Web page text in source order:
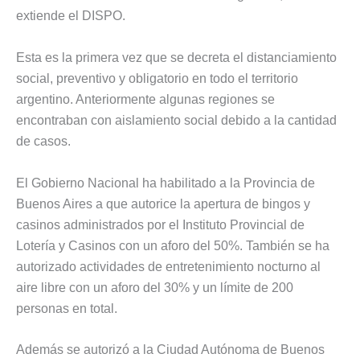
extiende el DISPO.
Esta es la primera vez que se decreta el distanciamiento
social, preventivo y obligatorio en todo el territorio
argentino. Anteriormente algunas regiones se
encontraban con aislamiento social debido a la cantidad
de casos.
El Gobierno Nacional ha habilitado a la Provincia de
Buenos Aires a que autorice la apertura de bingos y
casinos administrados por el Instituto Provincial de
Lotería y Casinos con un aforo del 50%. También se ha
autorizado actividades de entretenimiento nocturno al
aire libre con un aforo del 30% y un límite de 200
personas en total.
Además se autorizó a la Ciudad Autónoma de Buenos